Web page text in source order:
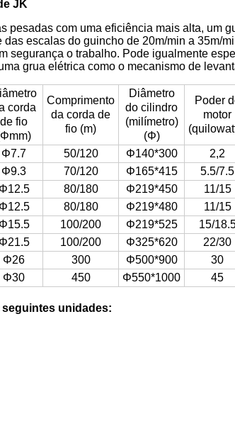
JK
pesadas com uma eficiência mais alta, um
escalas do guincho de 20m/min a 35m/
segurança o trabalho. Pode igualmente
grua elétrica como o mecanismo de
corda
de fio
Comprimento
da corda de
fio (m)
Diâmetro
do cilindro
(milímetro)
(Φ)
Poder
motor
Φ7.7 50/120 Φ140*300
2,2
Φ9.3 70/120 Φ165*415
5.5/7.5
Φ12.5 80/180 Φ219*450
11/15
Φ12.5 80/180 Φ219*480
11/15
Φ15.5 100/200 Φ219*525
15/
Φ21.5 100/200 Φ325*620
22/30
Φ26 300 Φ500*900
30
Φ30 450 Φ550*1000 45
unidades: